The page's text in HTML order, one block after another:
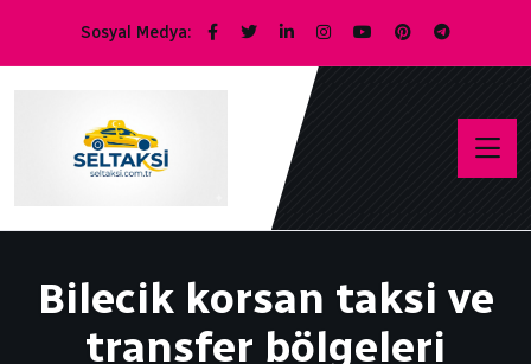
Sosyal Medya:
Bilecik korsan taksi ve
transfer bölgeleri